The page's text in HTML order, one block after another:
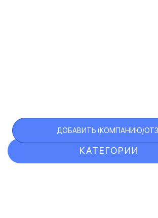
КАТЕГОРИИ
ДОБАВИТЬ (КОМПАНИЮ/